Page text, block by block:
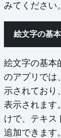
みてください。
絵文字の基
絵文字の基本
のアプリでは
示されており
表示されます
けで、テキス
追加できます